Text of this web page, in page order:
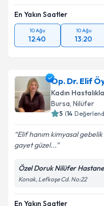
En Yakın Saatler
10 Ağu
12:40
10 Ağu
13:20
Op. Dr. Elif
Kadın
Bursa, Nilüfer
5 (14
Elif hanım kimyasal
gayet güzel...
Özel Doruk Nilüfer
Konak, Lefkoşe Cd. No:22
En Yakın Saatler